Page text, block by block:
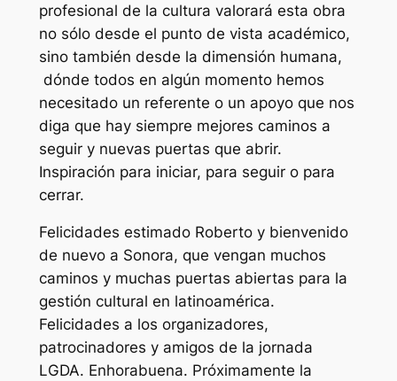
profesional de la cultura valorará esta obra
no sólo desde el punto de vista académico,
sino también desde la dimensión humana,
dónde todos en algún momento hemos
necesitado un referente o un apoyo que nos
diga que hay siempre mejores caminos a
seguir y nuevas puertas que abrir.
Inspiración para iniciar, para seguir o para
cerrar.
Felicidades estimado Roberto y bienvenido
de nuevo a Sonora, que vengan muchos
caminos y muchas puertas abiertas para la
gestión cultural en latinoamérica.
Felicidades a los organizadores,
patrocinadores y amigos de la jornada
LGDA. Enhorabuena. Próximamente la